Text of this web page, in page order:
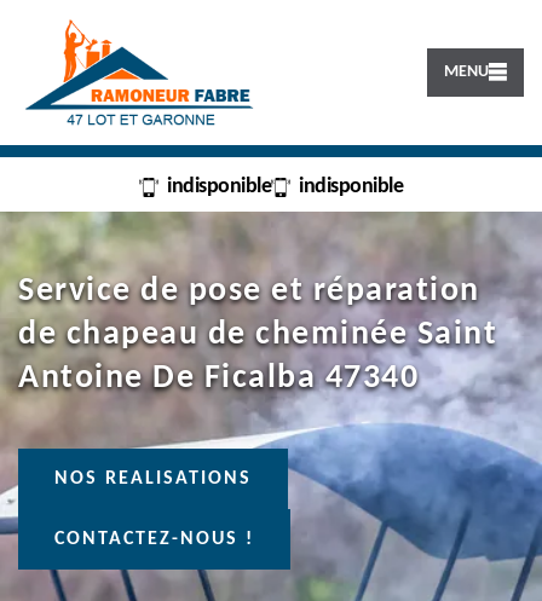
MENU
indisponible indisponible
Service de pose et réparation
de chapeau de cheminée Saint
Antoine De Ficalba 47340
NOS REALISATIONS
CONTACTEZ-NOUS !